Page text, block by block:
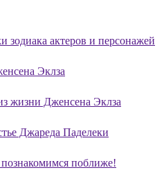
зодиака актеров и персонажей
Эклза
жизни Дженсена Эклза
Джареда Паделеки
поближе!